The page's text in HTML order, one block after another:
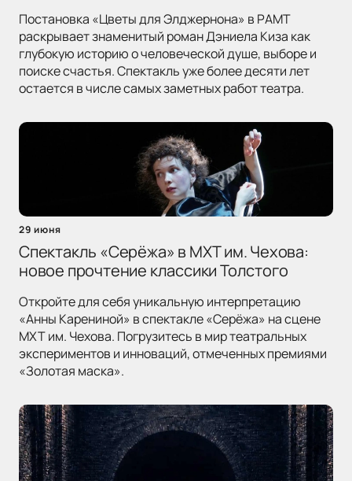
Постановка «Цветы для Элджернона» в РАМТ
раскрывает знаменитый роман Дэниела Киза как
глубокую историю о человеческой душе, выборе и
поиске счастья. Спектакль уже более десяти лет
остается в числе самых заметных работ театра.
29 июня
Спектакль «Серёжа» в МХТ им. Чехова:
новое прочтение классики Толстого
Откройте для себя уникальную интерпретацию
«Анны Карениной» в спектакле «Серёжа» на сцене
МХТ им. Чехова. Погрузитесь в мир театральных
экспериментов и инноваций, отмеченных премиями
«Золотая маска».